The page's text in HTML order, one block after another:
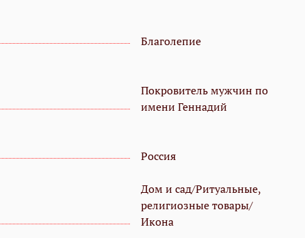
Благолепие
Покровитель мужчин по
имени Геннадий
Россия
Дом и сад/Ритуальные,
религиозные товары/
Икона